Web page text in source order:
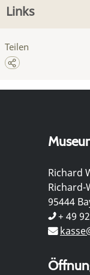
Links
Teilen
Richard
Richard-
95444
+ 49